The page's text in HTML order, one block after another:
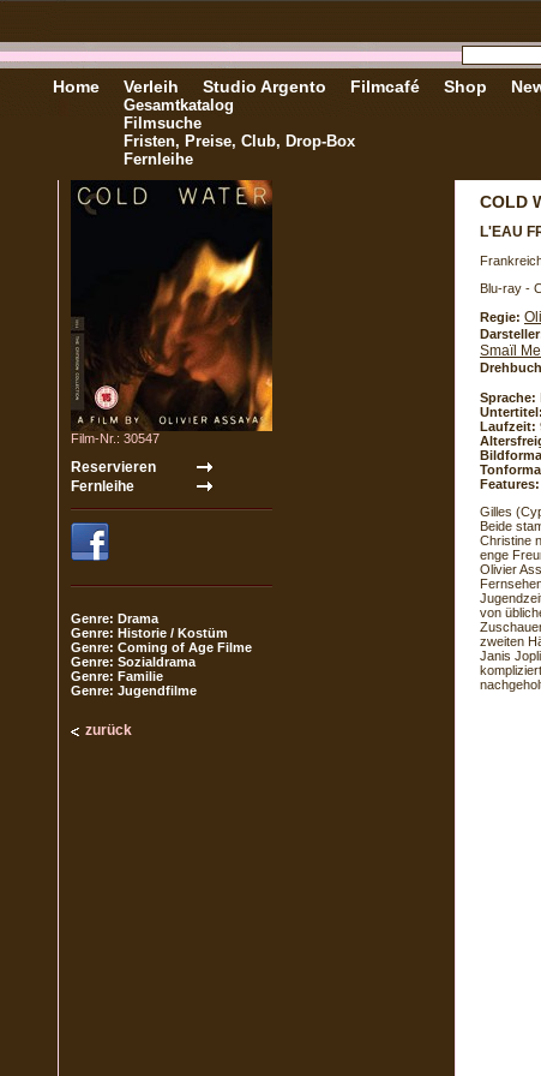
Home Verleih
Gesamtkatalog
Filmsuche
Fristen, Preise, Club, Drop-Box
Fernleihe
Studio Argento Filmcafé Shop
Film-Nr.: 30547
Genre: Drama
Genre: Historie / Kostüm
Genre: Coming of Age Filme
Genre: Sozialdrama
Genre: Familie
Genre: Jugendfilme
zurück
COLD
L'EAU
Blu-ray -
Regie:
Smaïl
Sprache:
Untertitel:
Laufzeit:
Features:
Gilles
Beide
Christine
enge
Olivier
von
zweiten
Janis